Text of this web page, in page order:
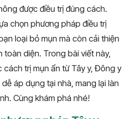
được điều trị đúng cách.
chọn phương pháp điều trị
loại bỏ mụn mà còn cải thiện
diện. Trong bài viết này,
trị mụn ẩn từ Tây y, Đông y
áp dụng tại nhà, mang lại làn
Cùng khám phá nhé!